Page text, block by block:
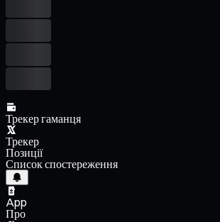
Трекер гаманця
Трекер
Позиції
Список спостереження
App
Про